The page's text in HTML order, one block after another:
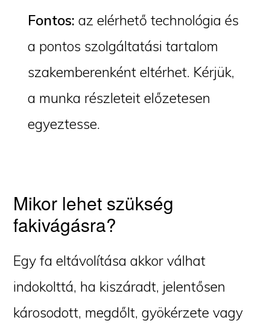
Fontos: az elérhető technológia és
a pontos szolgáltatási tartalom
szakemberenként eltérhet. Kérjük,
a munka részleteit előzetesen
egyeztesse.
Mikor lehet szükség
fakivágásra?
Egy fa eltávolítása akkor válhat
indokolttá, ha kiszáradt, jelentősen
károsodott, megdőlt, gyökérzete vagy